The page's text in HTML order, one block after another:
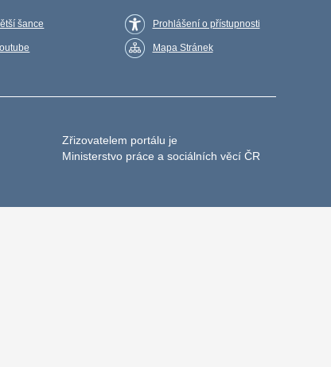
šance Prohlášení o přístupnosti
Mapa Stránek
Zřizovatelem portálu je
Ministerstvo práce a sociálních věcí ČR